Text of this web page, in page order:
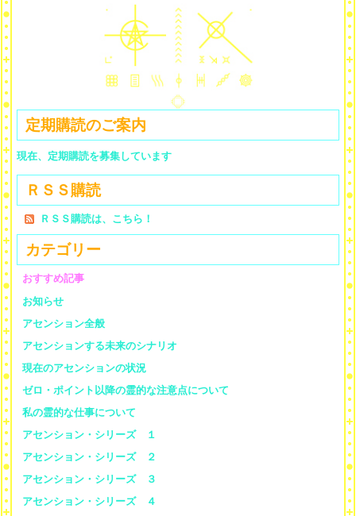
定期購読のご案内
現在、定期購読を募集しています
ＲＳＳ購読
ＲＳＳ購読は、こちら！
カテゴリー
おすすめ記事
お知らせ
アセンション全般
アセンションする未来のシナリオ
現在のアセンションの状況
ゼロ・ポイント以降の霊的な注意点について
私の霊的な仕事について
アセンション・シリーズ １
アセンション・シリーズ ２
アセンション・シリーズ ３
アセンション・シリーズ ４